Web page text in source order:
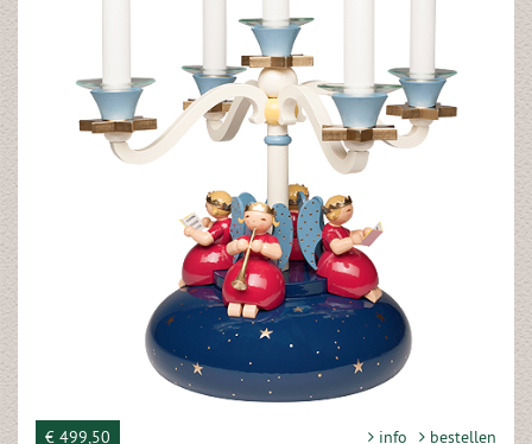
€ 499,50 info bestellen